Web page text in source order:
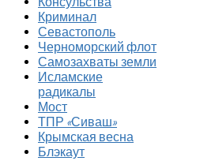
Криминал
Севастополь
Черноморский флот
Самозахваты земли
Исламские
радикалы
Мост
ТПР «Сиваш»
Крымская весна
Блэкаут